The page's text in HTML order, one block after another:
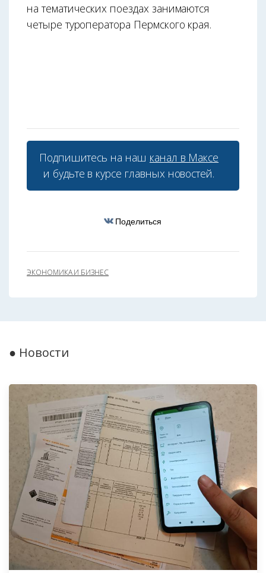
на тематических поездах занимаются
четыре туроператора Пермского края.
Подпишитесь на наш канал в Максе
и будьте в курсе главных новостей.
Поделиться
ЭКОНОМИКА И БИЗНЕС
● Новости